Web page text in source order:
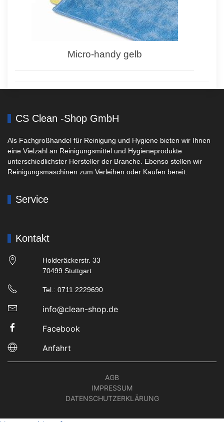
Micro-handy gelb
CS Clean -Shop GmbH
Als Fachgroßhandel für Reinigung und Hygiene bieten wir Ihnen
eine Vielzahl an Reinigungsmittel und Hygieneprodukte
unterschiedlichster Hersteller der Branche. Ebenso stellen wir
Reinigungsmaschinen zum Verleihen oder Kaufen bereit.
Service
Kontakt
Holderäckerstr. 33
70499 Stuttgart
Tel.: 0711 2229690
info@clean-shop.de
Facebook
Anfahrt
AGB
IMPRESSUM
DATENSCHUTZERKLÄRUNG